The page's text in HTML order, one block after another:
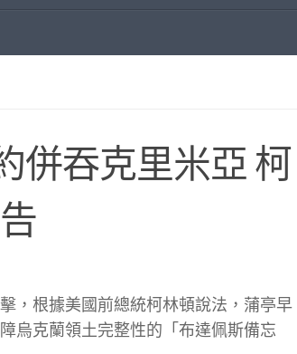
併吞克里米亞 柯
，根據美國前總統柯林頓說法，蒲亭早
烏克蘭領土完整性的「布達佩斯備忘